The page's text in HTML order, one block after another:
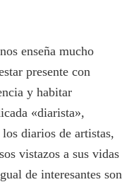
enseña mucho
presente con
y habitar
«diarista»,
diarios de artistas,
vistazos a sus vidas
de interesantes son